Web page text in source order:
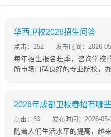
华西卫校2026招生问答
点击：152 发布时间：2026-
每年招生报名旺季，咨询学校
所市场口碑良好的专业院校，
2026年成都卫校春招有哪
点击：63 发布时间：2026-05-
随着人们生活水平的提高，越